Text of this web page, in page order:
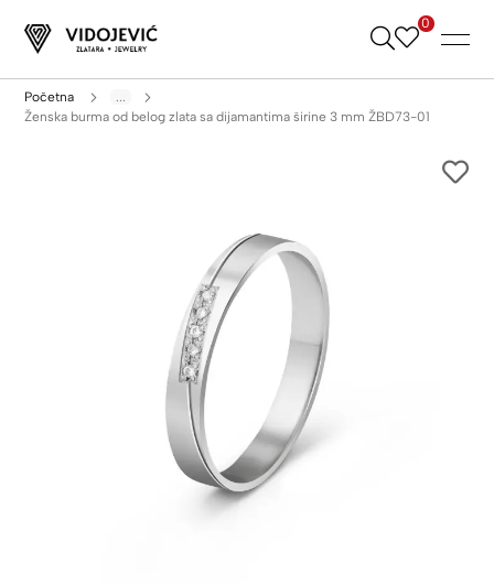
Skip
0
Početna
...
Ženska burma od belog zlata sa dijamantima širine 3 mm ŽBD73-01